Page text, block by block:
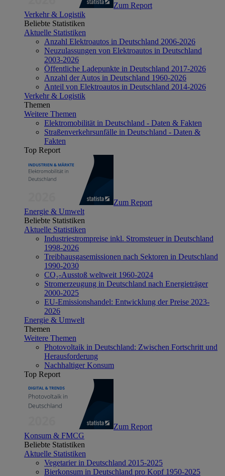
Zum Report
Verkehr & Logistik
Beliebte Statistiken
Aktuelle Statistiken
Anzahl Elektroautos in Deutschland 2006-2026
Neuzulassungen von Elektroautos in Deutschland
2003-2026
Öffentliche Ladepunkte in Deutschland 2017-2026
Anzahl der Autos in Deutschland 1960-2026
Anteil von Elektroautos in Deutschland 2014-2026
Verkehr & Logistik
Themen
Weitere Themen
Elektromobilität in Deutschland - Daten & Fakten
Straßenverkehrsunfälle in Deutschland - Daten &
Fakten
Top Report
Zum Report
Energie & Umwelt
Beliebte Statistiken
Aktuelle Statistiken
Industriestrompreise inkl. Stromsteuer in Deutschland
1998-2026
Treibhausgasemissionen nach Sektoren in Deutschland
1990-2030
CO₂-Ausstoß weltweit 1960-2024
Stromerzeugung in Deutschland nach Energieträger
2000-2025
EU-Emissionshandel: Entwicklung der Preise 2023-
2026
Energie & Umwelt
Themen
Weitere Themen
Photovoltaik in Deutschland: Zwischen Fortschritt und
Herausforderung
Nachhaltiger Konsum
Top Report
Zum Report
Konsum & FMCG
Beliebte Statistiken
Aktuelle Statistiken
Vegetarier in Deutschland 2015-2025
Bierkonsum in Deutschland pro Kopf 1950-2025